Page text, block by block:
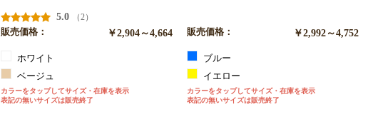
5.0
（2）
販売価格：
￥2,904～4,664
ホワイト
ベージュ
カラーをタップしてサイズ・在庫を表示
表記の無いサイズは販売終了
販売価格： ￥2,992～4,752
ブルー
イエロー
カラーをタップしてサイズ・在庫を表示
表記の無いサイズは販売終了